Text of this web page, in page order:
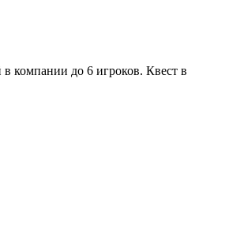
компании до 6 игроков. Квест в